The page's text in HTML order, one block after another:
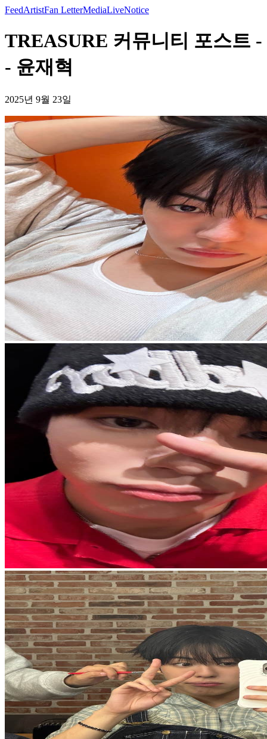
FeedArtistFan LetterMediaLiveNotice
TREASURE 커뮤니티 포스트 -
- 윤재혁
2025년 9월 23일